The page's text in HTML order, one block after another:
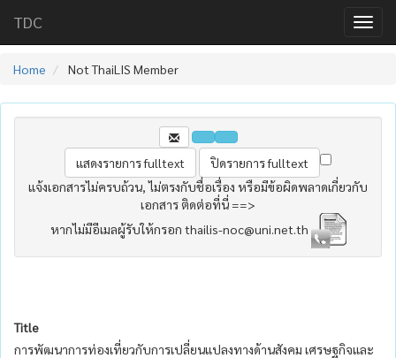
TDC
Home Not ThaiLIS Member
แจ้งเอกสารไม่ครบถ้วน, ไม่ตรงกับชื่อเรื่อง หรือมีข้อผิดพลาดเกี่ยวกับ
เอกสาร ติดต่อที่นี่ ==>
หากไม่มีอีเมลผู้รับให้กรอก thailis-noc@uni.net.th
Title
การพัฒนาการท่องเที่ยวกับการเปลี่ยนแปลงทางด้านสังคม เศรษฐกิจและ